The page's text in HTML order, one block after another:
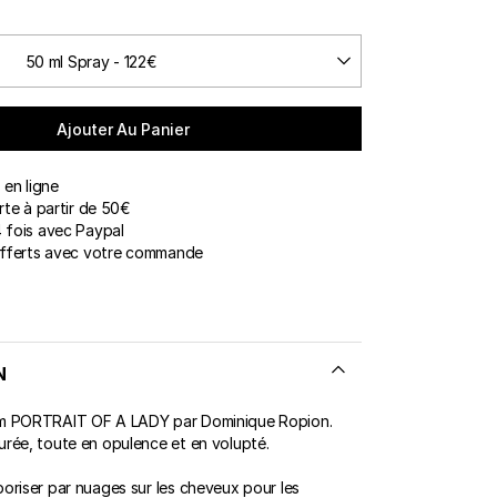
GEMS
50 ml Spray - 122€
Ajouter Au Panier
en ligne
à partir de 50€
fois avec Paypal
avec votre commande
PORTRAIT OF A LADY par Dominique Ropion.
toute en opulence et en volupté.
par nuages sur les cheveux pour les